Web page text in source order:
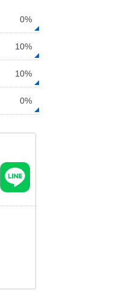
0%
10%
10%
0%